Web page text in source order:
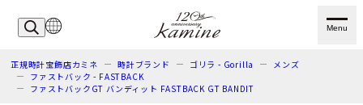
Menu
正規時計宝飾店カミネ 時計ブランド ゴリラ - Gorilla
メンズ
ファストバック - FASTBACK
ファストバックGT バンディット FASTBACK GT BANDIT